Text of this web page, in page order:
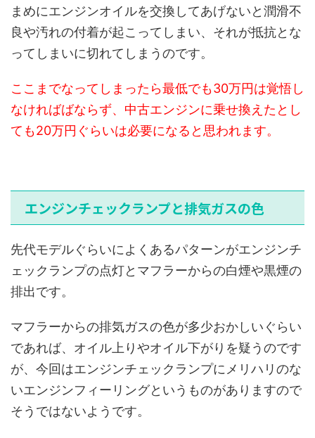
まめにエンジンオイルを交換してあげないと潤滑不
良や汚れの付着が起こってしまい、それが抵抗とな
ってしまいに切れてしまうのです。
ここまでなってしまったら最低でも30万円は覚悟し
なければばならず、中古エンジンに乗せ換えたとし
ても20万円ぐらいは必要になると思われます。
エンジンチェックランプと排気ガスの色
先代モデルぐらいによくあるパターンがエンジンチ
ェックランプの点灯とマフラーからの白煙や黒煙の
排出です。
マフラーからの排気ガスの色が多少おかしいぐらい
であれば、オイル上りやオイル下がりを疑うのです
が、今回はエンジンチェックランプにメリハリのな
いエンジンフィーリングというものがありますので
そうではないようです。